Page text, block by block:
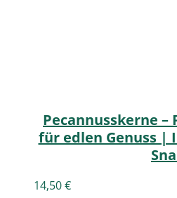
Pecannusskerne
für edlen Genuss |
14,50€